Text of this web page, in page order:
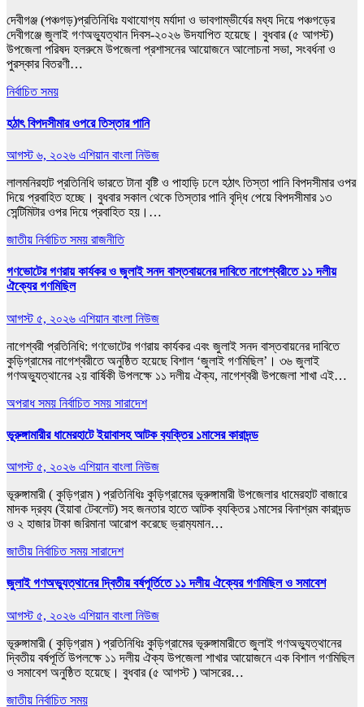
দেবীগঞ্জ (পঞ্চগড়)প্রতি‌নি‌ধিঃ যথাযোগ্য মর্যাদা ও ভাবগাম্ভীর্যের মধ্য দিয়ে পঞ্চগড়ের
দেবীগঞ্জে জুলাই গণঅভ্যুত্থান দিবস-২০২৬ উদযাপিত হয়েছে। বুধবার (৫ আগস্ট)
উপজেলা পরিষদ হলরুমে উপজেলা প্রশাসনের আয়োজনে আলোচনা সভা, সংবর্ধনা ও
পুরস্কার বিতরণী…
নির্বাচিত সময়
হঠাৎ বিপদসীমার ওপরে তিস্তার পানি
আগস্ট ৬, ২০২৬ এশিয়ান বাংলা নিউজ
লালমনিরহাট প্রতিনিধি ভারতে টানা বৃষ্টি ও পাহাড়ি ঢলে হঠাৎ তিস্তা পানি বিপদসীমার ওপর
দিয়ে প্রবাহিত হচ্ছে। বুধবার সকাল থেকে তিস্তার পানি বৃদ্ধি পেয়ে বিপদসীমার ১৩
সেন্টিমিটার ওপর দিয়ে প্রবাহিত হয়।…
জাতীয় নির্বাচিত সময় রাজনীতি
গণভোটের গণরায় কার্যকর ও জুলাই সনদ বাস্তবায়নের দাবিতে নাগেশ্বরীতে ১১ দলীয়
ঐক্যের গণমিছিল
আগস্ট ৫, ২০২৬ এশিয়ান বাংলা নিউজ
​নাগেশ্বরী প্রতিনিধি: গণভোটের গণরায় কার্যকর এবং জুলাই সনদ বাস্তবায়নের দাবিতে
কুড়িগ্রামের নাগেশ্বরীতে অনুষ্ঠিত হয়েছে বিশাল ‘জুলাই গণমিছিল’। ৩৬ জুলাই
গণঅভ্যুত্থানের ২য় বার্ষিকী উপলক্ষে ১১ দলীয় ঐক্য, নাগেশ্বরী উপজেলা শাখা এই…
অপরাধ সময় নির্বাচিত সময় সারাদেশ
ভূরুঙ্গামারীর ধামেরহাটে ইয়াবাসহ আটক ব‍্যক্তির ১মাসের কারাদন্ড
আগস্ট ৫, ২০২৬ এশিয়ান বাংলা নিউজ
ভূরুঙ্গামারী ( কুড়িগ্রাম ) প্রতিনিধিঃ কুড়িগ্রামের ভূরুঙ্গামারী উপজেলার ধামেরহাট বাজারে
মাদক দ্রব‍্য (ইয়াবা টেবলেট) সহ জনতার হাতে আটক ব‍্যক্তির ১মাসের বিনাশ্রম কারাদন্ড
ও ২ হাজার টাকা জরিমানা আরোপ করেছে ভ্রাম‍্যমান…
জাতীয় নির্বাচিত সময় সারাদেশ
জুলাই গণঅভ্যুত্থানের দ্বিতীয় বর্ষপূর্তিতে ১১ দলীয় ঐক্যের গণমিছিল ও সমাবেশ
আগস্ট ৫, ২০২৬ এশিয়ান বাংলা নিউজ
ভূরুঙ্গামারী ( কুড়িগ্রাম ) প্রতিনিধিঃ কুড়িগ্রামের ভূরুঙ্গামারীতে জুলাই গণঅভ্যুত্থানের
দ্বিতীয় বর্ষপূর্তি উপলক্ষে ১১ দলীয় ঐক্য উপজেলা শাখার আয়োজনে এক বিশাল গণমিছিল
ও সমাবেশ অনুষ্ঠিত হয়েছে। বুধবার (৫ আগস্ট ) আসরের…
জাতীয় নির্বাচিত সময়